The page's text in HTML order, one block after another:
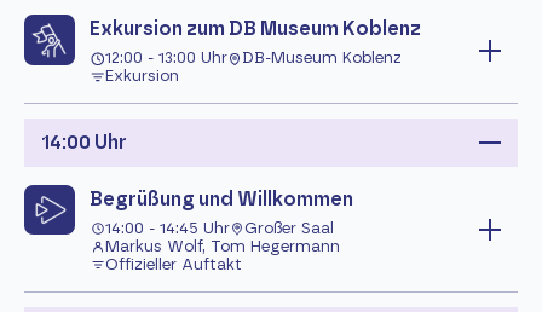
Exkursion zum DB Museum Koblenz
12:00 - 13:00 Uhr
DB-Museum Koblenz
Exkursion
14:00 Uhr
Begrüßung und Willkommen
14:00 - 14:45 Uhr
Großer Saal
Markus Wolf, Tom Hegermann
Offizieller Auftakt